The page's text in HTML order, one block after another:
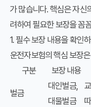
가 많습니다. 핵심은 자신
려하여 필요한 보장을 꼼
1. 필수 보장 내용을 확인
운전자보험의 핵심 보장
구분
보장 내용
벌금
대인벌금,
대물벌금